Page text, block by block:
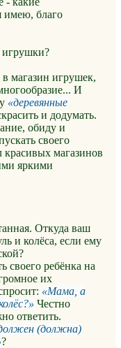
имею, благо
игрушки?
в магазин игрушек,
И
деревянные
и додумать.
обиду и
своего
красивых магазинов
яркими
Откуда ваш
и колёса, если ему
своего ребёнка на
их
Мама, а
Честно
ответить.
(должна)
?